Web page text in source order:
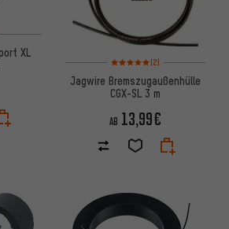
3 von 5 basierend auf 1 Bewertungen
XL
Bewertungen: 5 von 5
(2)
Jagwire Bremszugaußenhülle
CGX-SL 3 m
AB 13,99€